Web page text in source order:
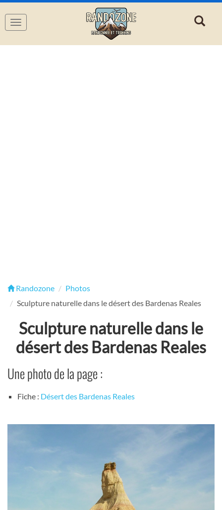
Navigation
Randozone
Photos
Sculpture naturelle dans le désert des Bardenas Reales
Sculpture naturelle dans le
désert des Bardenas Reales
Une photo de la page :
Fiche : Désert des Bardenas Reales